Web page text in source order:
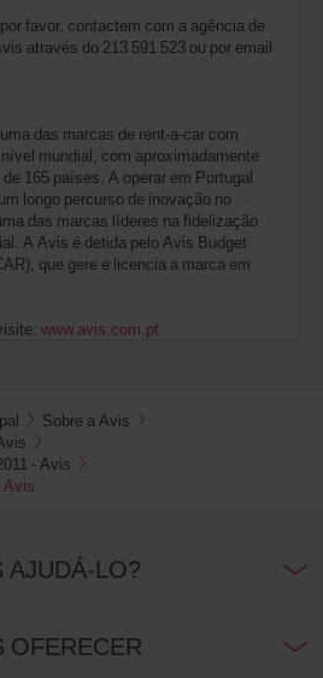
favor, contactem com a agência de
através do 213 591 523 ou por email
das marcas de rent-a-car com
mundial, com aproximadamente
165 países. A operar em Portugal
longo percurso de inovação no
das marcas líderes na fidelização
A Avis é detida pelo Avis Budget
que gere e licencia a marca em
www.avis.com.pt
Sobre a Avis
- Avis
Avis
AJUDÁ-LO?
OFERECER